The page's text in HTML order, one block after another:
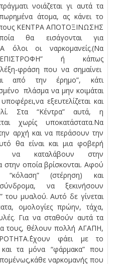
νοιάζεται γι αυτά τα
άτομα, ας κάνει το
ΚΕΝΤΡΑ ΑΠΟΤΟΞΙΝΩΣΗΣ
θα εισάγονται για
όλοι οι ναρκομανείς.(Να
ή κάπως
φράση που να σημαίνει
από την έρημο”, κάτι
πλάσμα να μην κοιμάται
εξευτελίζεται και
Στα “Κέντρα” αυτά, η
χωρίς υποκατάστατα.Να
αρχή και να περάσουν την
θα είναι και μια φοβερή
να καταλάβουν στην
στην οποία βρίσκονται. Αφού
(στέρηση) και
να ξεκινήσουν
του μυαλού. Αυτό δε γίνεται
ομολογίες πρώην, τάχα,
Για να σταθούν αυτά τα
τους, θέλουν πολλή ΑΓΑΠΗ,
φάει με το
τα μόνα “φάρμακα” που
ναρκομανής που